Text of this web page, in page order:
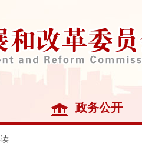
政务公开